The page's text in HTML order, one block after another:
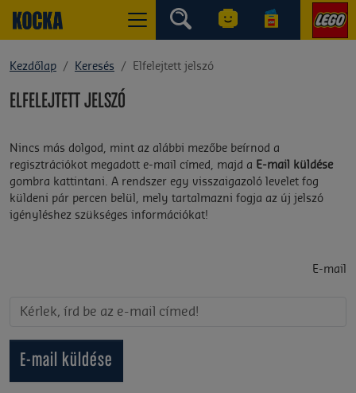
Kezdőlap Keresés Elfelejtett jelszó
ELFELEJTETT JELSZÓ
Nincs más dolgod, mint az alábbi mezőbe beírnod a
regisztrációkot megadott e-mail címed, majd a E-mail küldése
gombra kattintani. A rendszer egy visszaigazoló levelet fog
küldeni pár percen belül, mely tartalmazni fogja az új jelszó
igényléshez szükséges információkat!
E-mail
E-mail küldése